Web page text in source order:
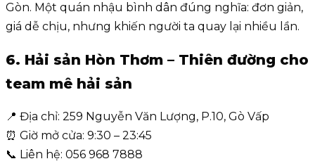
Gòn. Một quán nhậu bình dân đúng nghĩa: đơn giản,
giá dễ chịu, nhưng khiến người ta quay lại nhiều lần.
6. Hải sản Hòn Thơm – Thiên đường cho
team mê hải sản
📍 Địa chỉ: 259 Nguyễn Văn Lượng, P.10, Gò Vấp
⏰ Giờ mở cửa: 9:30 – 23:45
📞 Liên hệ: 056 968 7888